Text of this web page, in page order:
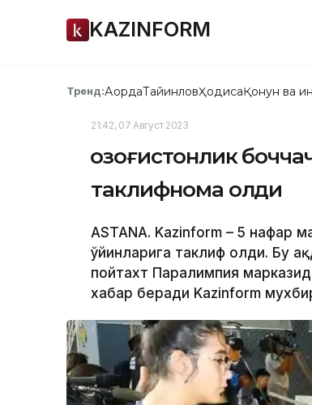
KAZINFORM
Тренд:АқордаТайинловҲодисаҚонун ва
21:42, 07 Август 2023
Қозоғистонлик
таклифнома олди
ASTANA. Kazinform – 5 нафар
ўйинларига таклиф олди. Бу
пойтахт Паралимпия
хабар беради Kazinform